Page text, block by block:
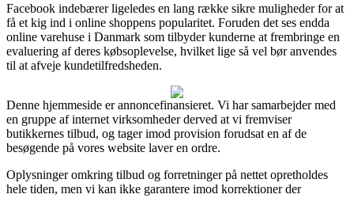
Facebook indebærer ligeledes en lang række sikre muligheder for at
få et kig ind i online shoppens popularitet. Foruden det ses endda
online varehuse i Danmark som tilbyder kunderne at frembringe en
evaluering af deres købsoplevelse, hvilket lige så vel bør anvendes
til at afveje kundetilfredsheden.
Denne hjemmeside er annoncefinansieret. Vi har samarbejder med
en gruppe af internet virksomheder derved at vi fremviser
butikkernes tilbud, og tager imod provision forudsat en af de
besøgende på vores website laver en ordre.
Oplysninger omkring tilbud og forretninger på nettet opretholdes
hele tiden, men vi kan ikke garantere imod korrektioner der